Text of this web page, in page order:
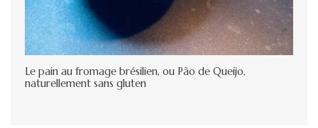
Le pain au fromage brésilien, ou Pão de Queijo,
naturellement sans gluten